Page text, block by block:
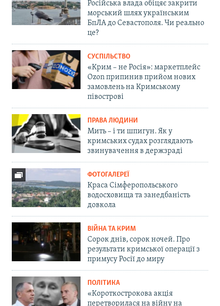
Російська влада обіцяє закрити
морський шлях українським
БпЛА до Севастополя. Чи реально
це?
СУСПІЛЬСТВО
«Крим – не Росія»: маркетплейс
Ozon припинив прийом нових
замовлень на Кримському
півострові
ПРАВА ЛЮДИНИ
Мить – і ти шпигун. Як у
кримських судах розглядають
звинувачення в держзраді
ФОТОГАЛЕРЕЇ
Краса Сімферопольського
водосховища та занедбаність
довкола
ВІЙНА ТА КРИМ
Сорок днів, сорок ночей. Про
результати кримської операції з
примусу Росії до миру
ПОЛІТИКА
«Короткострокова акція
перетворилася на війну на